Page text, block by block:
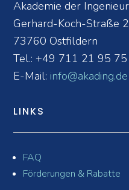
Akademie der
Gerhard-Koch-Straße 2
73760 Ostfildern
Tel.: +49 711 21 95
E-Mail: info@akading.de
LINKS
FAQ
Förderungen & Rabatte